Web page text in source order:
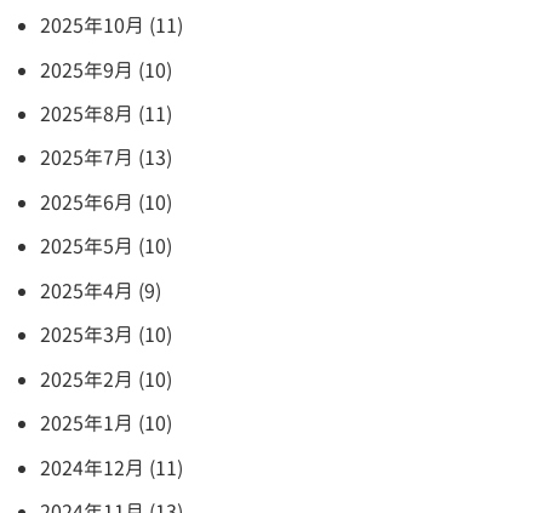
2025年10月 (11)
2025年9月 (10)
2025年8月 (11)
2025年7月 (13)
2025年6月 (10)
2025年5月 (10)
2025年4月 (9)
2025年3月 (10)
2025年2月 (10)
2025年1月 (10)
2024年12月 (11)